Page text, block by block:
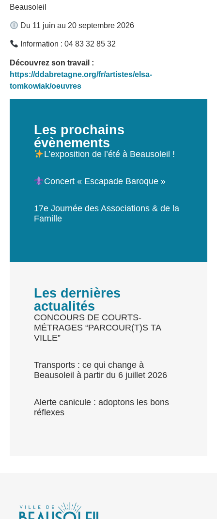
Beausoleil
Du 11 juin au 20 septembre 2026
Information : 04 83 32 85 32
Découvrez son travail :
https://ddabretagne.org/fr/artistes/elsa-
tomkowiak/oeuvres
Les prochains
évènements
L’exposition de l’été à Beausoleil !
Concert « Escapade Baroque »
17e Journée des Associations & de la
Famille
Les dernières
actualités
CONCOURS DE COURTS-
MÉTRAGES “PARCOUR(T)S TA
VILLE”
Transports : ce qui change à
Beausoleil à partir du 6 juillet 2026
Alerte canicule : adoptons les bons
réflexes